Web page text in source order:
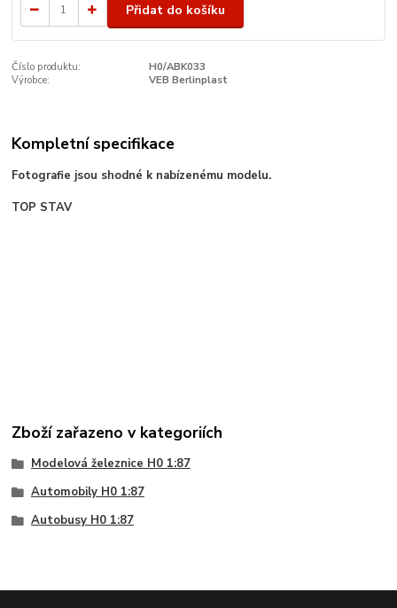
Přidat do košíku
Číslo produktu:
H0/ABK033
Výrobce:
VEB Berlinplast
Kompletní specifikace
Fotografie jsou shodné k nabízenému modelu.
TOP STAV
Zboží zařazeno v kategoriích
Modelová železnice H0 1:87
Automobily H0 1:87
Autobusy H0 1:87